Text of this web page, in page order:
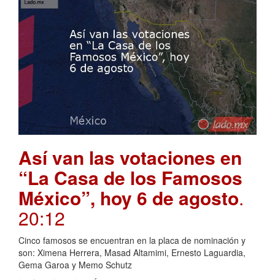
Así van las votaciones en
“La Casa de los Famosos
México”, hoy 6 de agosto.
20:12
Cinco famosos se encuentran en la placa de nominación y
son: Ximena Herrera, Masad Altamimi, Ernesto Laguardia,
Gema Garoa y Memo Schutz